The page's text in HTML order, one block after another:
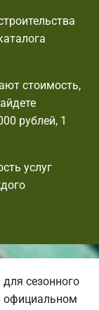
стоимость,
рублей, 1
услуг
сезонного
официальном